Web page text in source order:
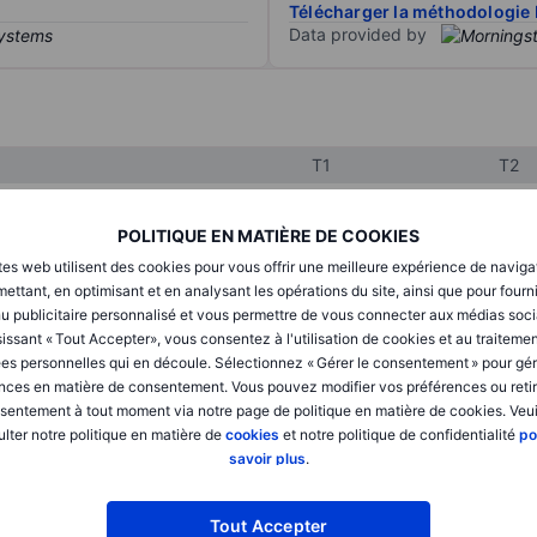
POLITIQUE EN MATIÈRE DE COOKIES
web utilisent des cookies pour vous offrir une meilleure expérience de
en optimisant et en analysant les opérations du site, ainsi que pour
publicitaire personnalisé et vous permettre de vous connecter aux médias
« Tout Accepter», vous consentez à l'utilisation de cookies et au
personnelles qui en découle. Sélectionnez « Gérer le consentement » pour
en matière de consentement. Vous pouvez modifier vos préférences ou
à tout moment via notre page de politique en matière de cookies.
notre politique en matière de cookies et notre politique de confidentialité
savoir plus.
Tout Accepter
Télécharger la méthodologie
Data provided by
T1 T2
XXXXXXX
XXXXXXX XXXXXXX
XXXXXXX XXXXXXX
XXXXXXX XXXXXXX
XXXXXXX